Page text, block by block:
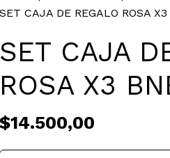
SET CAJA DE REGALO ROSA
SET CAJA
ROSA X3
$14.500,00